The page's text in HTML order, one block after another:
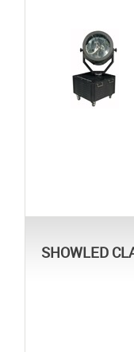
SHOWLED